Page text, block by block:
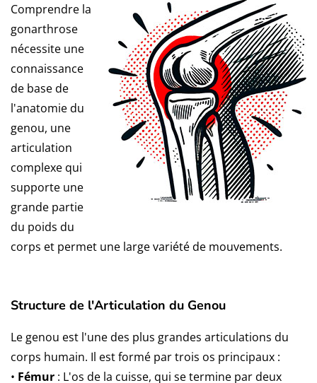
Comprendre la
gonarthrose
nécessite une
connaissance
de base de
l'anatomie du
genou, une
articulation
complexe qui
supporte une
grande partie
du poids du
corps et permet une large variété de mouvements.
Structure de l'Articulation du Genou
Le genou est l'une des plus grandes articulations du
corps humain. Il est formé par trois os principaux :
• Fémur : L'os de la cuisse, qui se termine par deux